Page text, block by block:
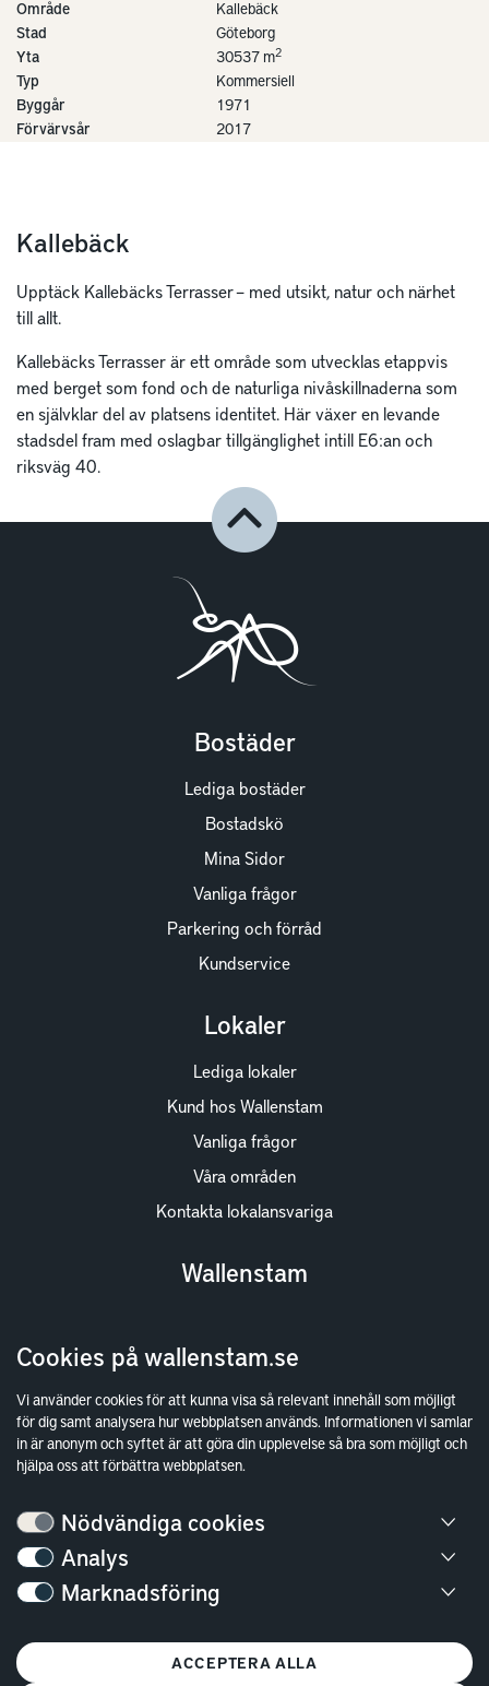
Cookies på wallenstam.se
Vi använder cookies för att kunna visa så relevant innehåll som möjligt
för dig samt analysera hur webbplatsen används. Informationen vi samlar
in är anonym och syftet är att göra din upplevelse så bra som möjligt och
hjälpa oss att förbättra webbplatsen.
Nödvändiga cookies
Analys
Marknadsföring
ACCEPTERA ALLA
Område
Kallebäck
Stad
Göteborg
Yta
30537 m2
Typ
Kommersiell
Byggår
1971
Förvärvsår
2017
Kallebäck
Upptäck Kallebäcks Terrasser – med utsikt, natur och närhet
till allt.
Kallebäcks Terrasser är ett område som utvecklas etappvis
med berget som fond och de naturliga nivåskillnaderna som
en självklar del av platsens identitet. Här växer en levande
stadsdel fram med oslagbar tillgänglighet intill E6:an och
riksväg 40.
Bostäder
Lediga bostäder
Bostadskö
Mina Sidor
Vanliga frågor
Parkering och förråd
Kundservice
Lokaler
Lediga lokaler
Kund hos Wallenstam
Vanliga frågor
Våra områden
Kontakta lokalansvariga
Wallenstam
Finansiella rapporter
Sök fakturamottagare
Våra fastigheter
Hållbarhet
Kundservice
Stockholm